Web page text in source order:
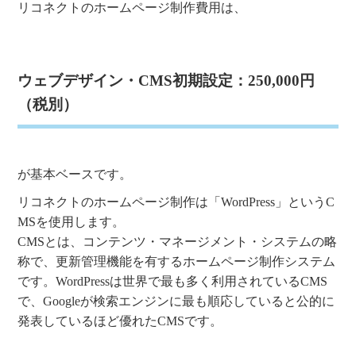
リコネクトのホームページ制作費用は、
ウェブデザイン・CMS初期設定：250,000円
（税別）
が基本ベースです。
リコネクトのホームページ制作は「WordPress」というC
MSを使用します。
CMSとは、コンテンツ・マネージメント・システムの略
称で、更新管理機能を有するホームページ制作システム
です。WordPressは世界で最も多く利用されているCMS
で、Googleが検索エンジンに最も順応していると公的に
発表しているほど優れたCMSです。